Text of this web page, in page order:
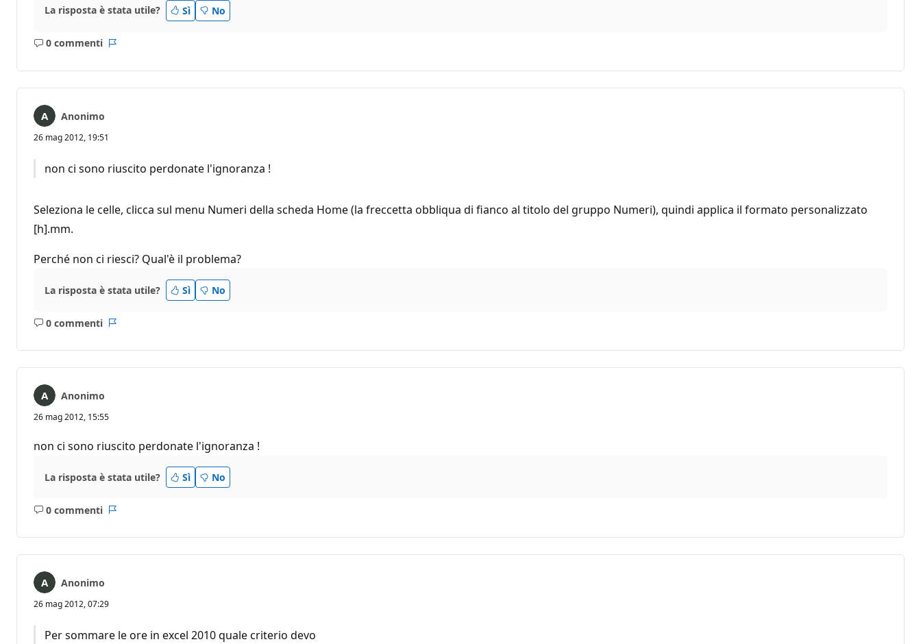
La risposta è stata utile? Sì No
0 commenti
Nessun
Anonimo
26 mag 2012, 19:51
non ci sono riuscito perdonate l'ignoranza !
Seleziona le celle, clicca sul menu Numeri della scheda Home (la freccetta obbliqua di fianco al titolo del gruppo Numeri), quindi applica il formato personalizzato
[h].mm.
Perché non ci riesci? Qual'è il problema?
La risposta è stata utile? Sì No
0 commenti
Nessun
Anonimo
26 mag 2012, 15:55
non ci sono riuscito perdonate l'ignoranza !
La risposta è stata utile? Sì No
0 commenti
Nessun
Anonimo
26 mag 2012, 07:29
Per sommare le ore in excel 2010 quale criterio devo